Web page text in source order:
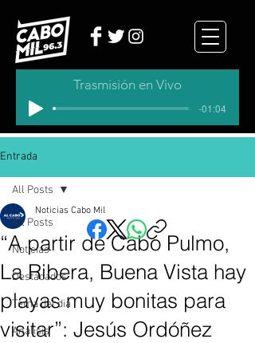
Trasmisión en Vivo
-01:04
Entrada
All Posts
Noticias
Destacados
Tema del dia
Analisis
All Posts
“A partir de Cabo Pulmo,
La Ribera, Buena Vista hay
playas muy bonitas para
visitar”: Jesús Ordóñez
Noticias Cabo Mil